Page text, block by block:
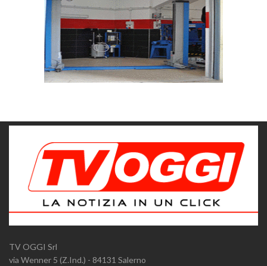
TV OGGI Srl
via Wenner 5 (Z.Ind.) - 84131 Salerno